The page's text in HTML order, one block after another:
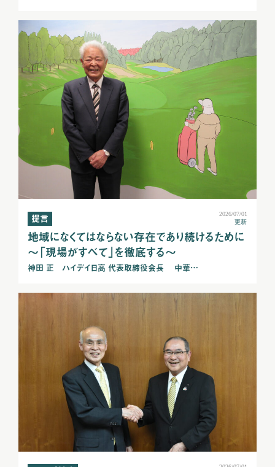
提言
2026/07/01
更新
地域になくてはならない存在であり続けるために
～「現場がすべて」を徹底する～
神田 正 ハイデイ日高 代表取締役会長 中華…